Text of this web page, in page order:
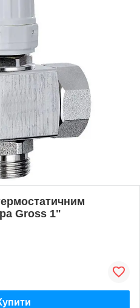
Gross 1"